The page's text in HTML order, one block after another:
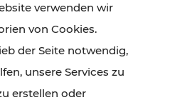
Gastronomie,
– viele
Ticket- und Fahrplan-
schnell erreichbar.
verwenden wir
von Cookies.
der Seite notwendig,
unsere Services zu
erstellen oder